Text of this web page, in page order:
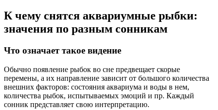
К чему снятся аквариумные рыбки:
значения по разным сонникам
Что означает такое видение
Обычно появление рыбок во сне предвещает скорые
перемены, а их направление зависит от большого количества
внешних факторов: состояния аквариума и воды в нем,
количества рыбок, испытываемых эмоций и пр. Каждый
сонник представляет свою интерпретацию.